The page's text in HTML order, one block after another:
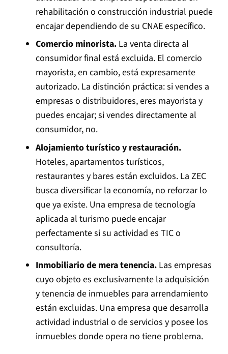
rehabilitación o construcción industrial puede
encajar dependiendo de su CNAE específico.
Comercio minorista. La venta directa al
consumidor final está excluida. El comercio
mayorista, en cambio, está expresamente
autorizado. La distinción práctica: si vendes a
empresas o distribuidores, eres mayorista y
puedes encajar; si vendes directamente al
consumidor, no.
Alojamiento turístico y restauración.
Hoteles, apartamentos turísticos,
restaurantes y bares están excluidos. La ZEC
busca diversificar la economía, no reforzar lo
que ya existe. Una empresa de tecnología
aplicada al turismo puede encajar
perfectamente si su actividad es TIC o
consultoría.
Inmobiliario de mera tenencia. Las empresas
cuyo objeto es exclusivamente la adquisición
y tenencia de inmuebles para arrendamiento
están excluidas. Una empresa que desarrolla
actividad industrial o de servicios y posee los
inmuebles donde opera no tiene problema.